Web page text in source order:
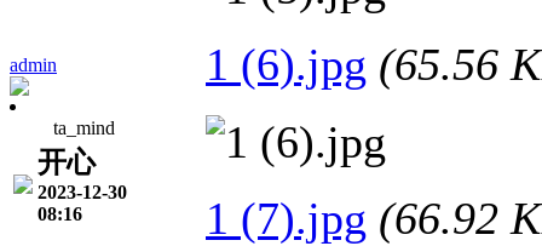
admin
ta_mind
开心
2023-12-30
08:16
1 (6).jpg (65.56
1 (7).jpg (66.92